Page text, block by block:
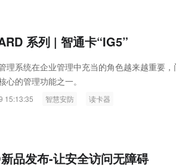
系列 | 智通卡“IG5”
理系统在企业管理中充当的角色越来越重要
心的管理功能之一。
15:13:35 智慧安防 读卡器
品发布-让安全访问无障碍
燧石技术：以红外技术，筑造低
代的智能安防新生态
智联